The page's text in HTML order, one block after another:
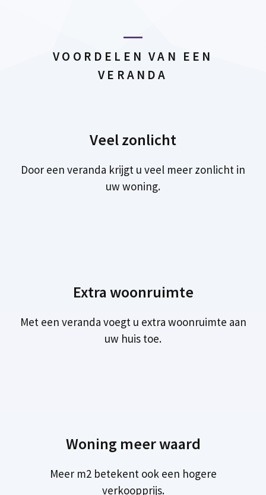
VOORDELEN VAN EEN
VERANDA
Veel zonlicht
Door een veranda krijgt u veel meer zonlicht in
uw woning.
Extra woonruimte
Met een veranda voegt u extra woonruimte aan
uw huis toe.
Woning meer waard
Meer m2 betekent ook een hogere
verkoopprijs.